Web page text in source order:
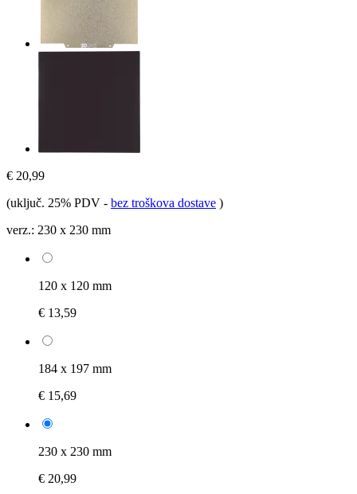
€ 20,99
(uključ. 25% PDV - bez troškova dostave )
verz.: 230 x 230 mm
120 x 120 mm
€ 13,59
184 x 197 mm
€ 15,69
230 x 230 mm
€ 20,99